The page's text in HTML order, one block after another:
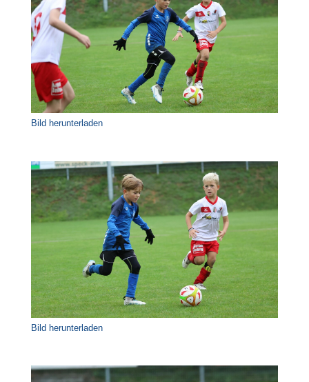
Bild herunterladen
Bild herunterladen